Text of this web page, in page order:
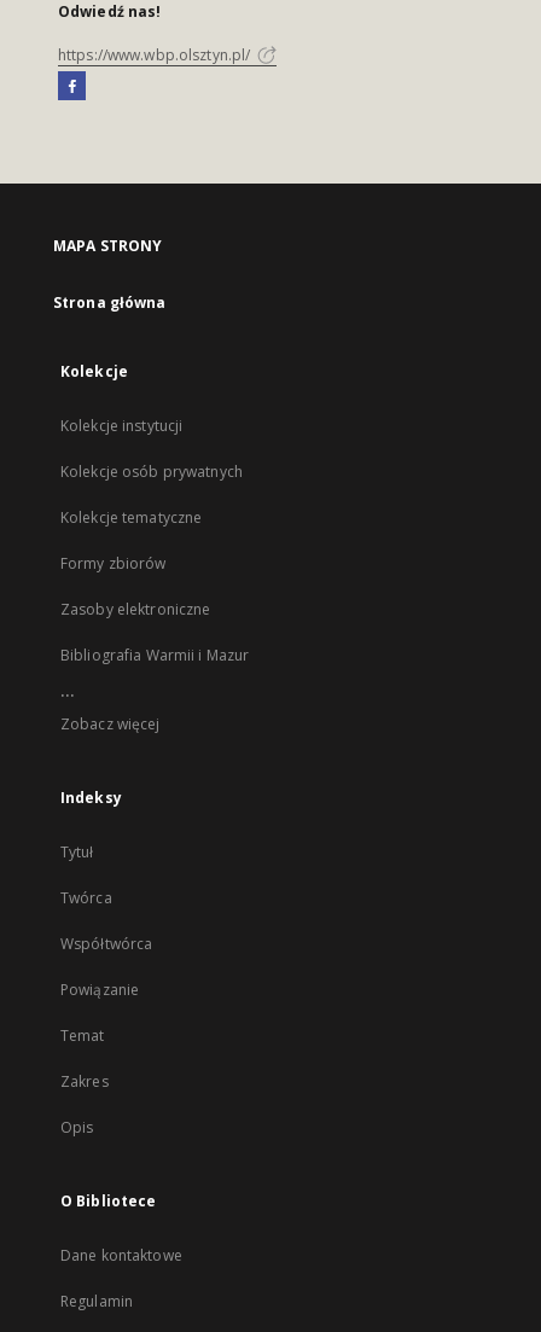
Odwiedź nas!
https://www.wbp.olsztyn.pl/
MAPA STRONY
Strona główna
Kolekcje
Kolekcje instytucji
Kolekcje osób prywatnych
Kolekcje tematyczne
Formy zbiorów
Zasoby elektroniczne
Bibliografia Warmii i Mazur
...
Zobacz więcej
Indeksy
Tytuł
Twórca
Współtwórca
Powiązanie
Temat
Zakres
Opis
O Bibliotece
Dane kontaktowe
Regulamin